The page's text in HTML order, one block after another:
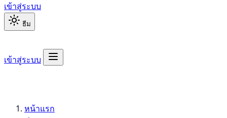
เข้าสู่ระบบ
ธีม
เข้าสู่ระบบ
หน้าแรก